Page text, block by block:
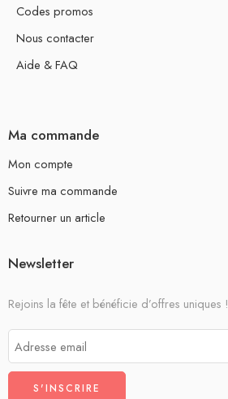
Codes promos
Nous contacter
Aide & FAQ
Ma commande
Mon compte
Suivre ma commande
Retourner un article
Newsletter
Rejoins la fête et bénéficie d’offres uniques !